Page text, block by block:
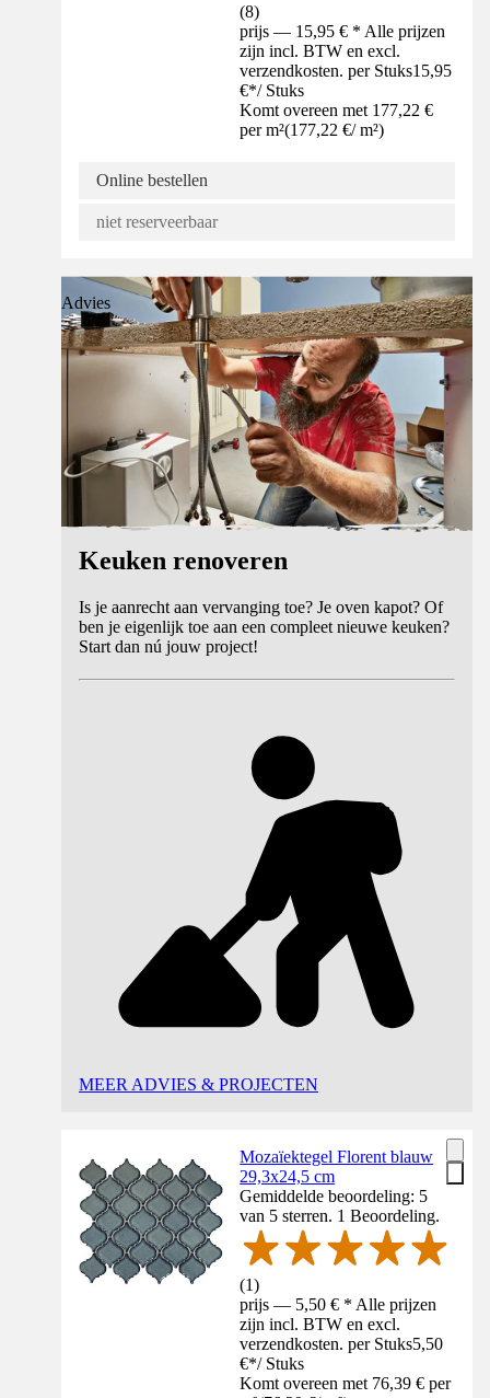
(8)
prijs — 15,95 € * Alle prijzen
zijn incl. BTW en excl.
verzendkosten. per Stuks15,95
€*/ Stuks
Komt overeen met 177,22 €
per m²(177,22 €/ m²)
Online bestellen
niet reserveerbaar
Advies
Keuken renoveren
Is je aanrecht aan vervanging toe? Je oven kapot? Of
ben je eigenlijk toe aan een compleet nieuwe keuken?
Start dan nú jouw project!
MEER ADVIES & PROJECTEN
Mozaïektegel Florent blauw
29,3x24,5 cm
Gemiddelde beoordeling: 5
van 5 sterren. 1 Beoordeling.
(1)
prijs — 5,50 € * Alle prijzen
zijn incl. BTW en excl.
verzendkosten. per Stuks5,50
€*/ Stuks
Komt overeen met 76,39 € per